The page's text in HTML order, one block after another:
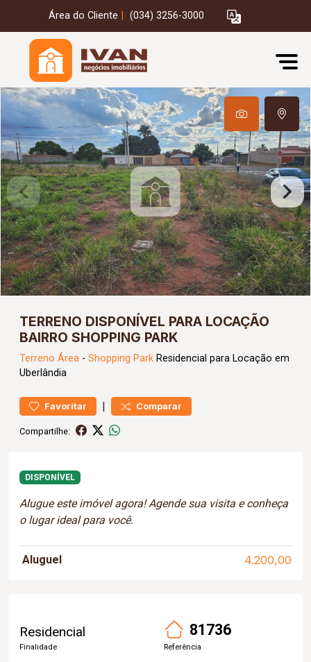
Área do Cliente (034) 3256-3000
TERRENO DISPONÍVEL PARA LOCAÇÃO
BAIRRO SHOPPING PARK
Terreno Área - Shopping Park Residencial para Locação em
Uberlândia
Favoritar | Comparar
Compartilhe:
DISPONÍVEL
Alugue este imóvel agora! Agende sua visita e conheça
o lugar ideal para você.
Aluguel 4.200,00
Residencial
Finalidade
81736
Referência